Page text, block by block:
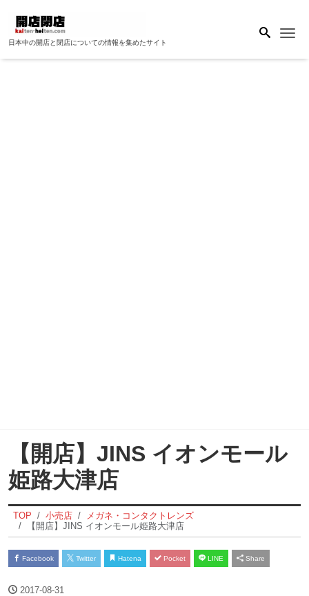
日本中の開店と閉店についての情報を集めたサイト
【開店】JINS イオンモール
姫路大津店
TOP 小売店
メガネ・コンタクトレンズ
【開店】JINS イオンモール姫路大津店
Facebook Twitter Hatena Pocket LINE Share
2017-08-31